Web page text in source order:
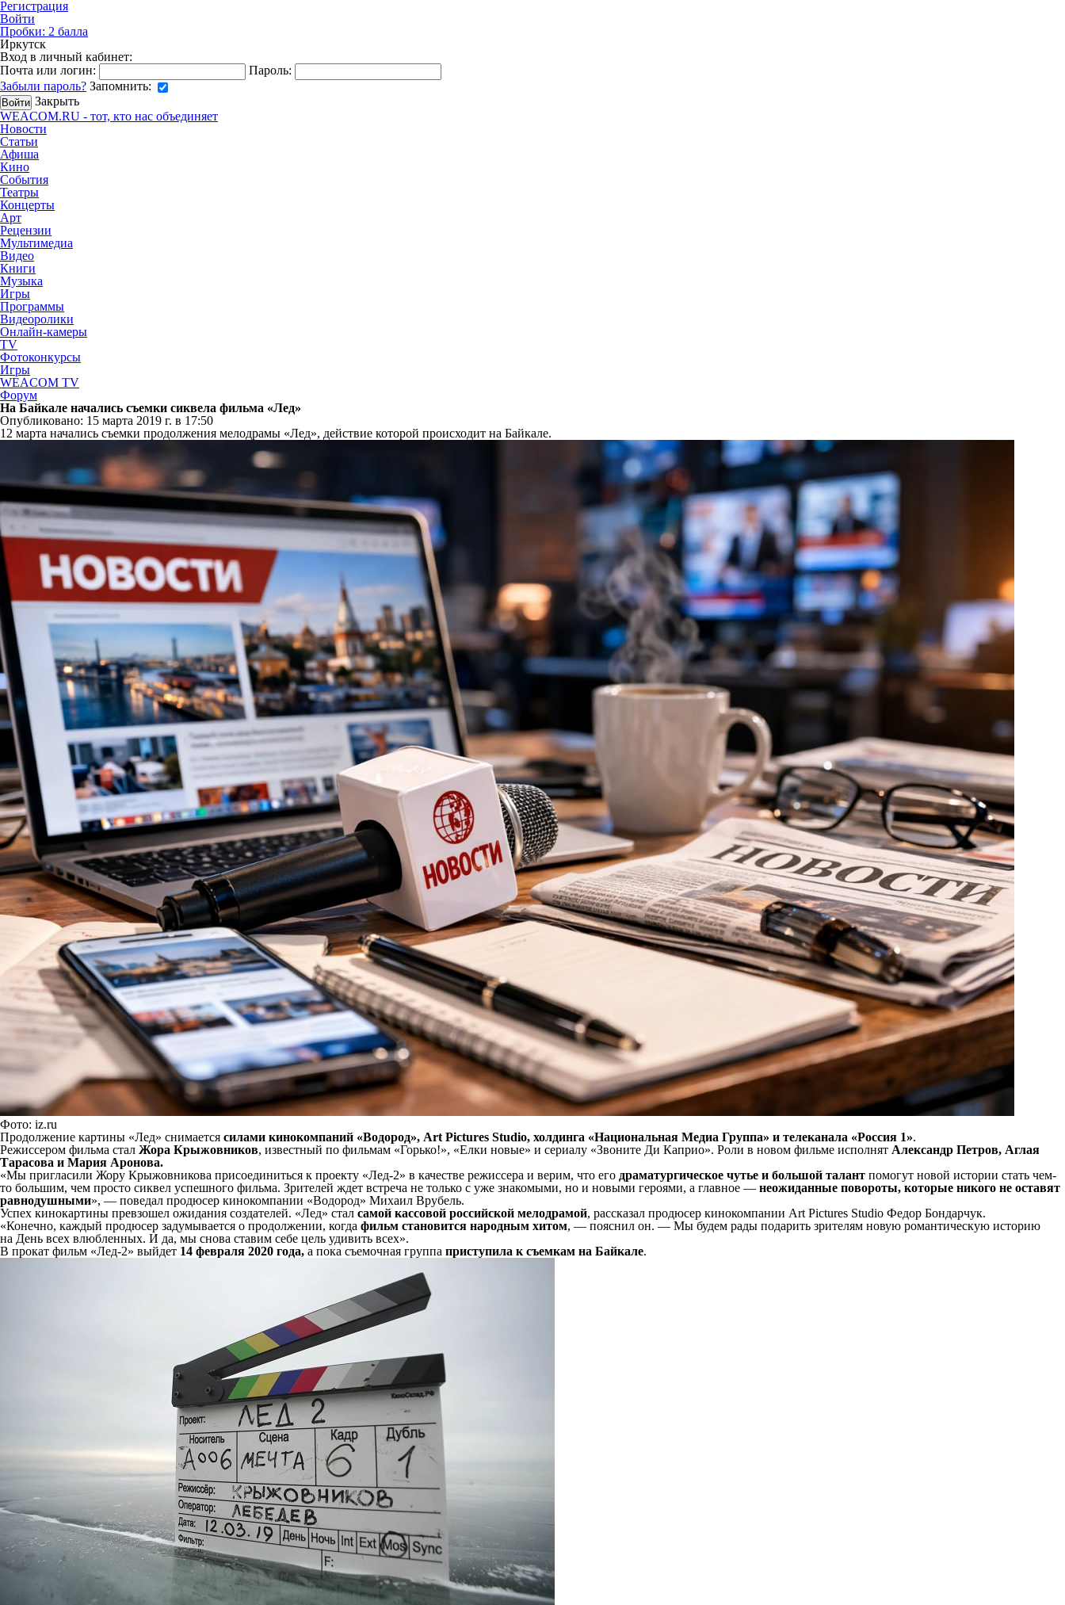
Регистрация
Войти
Пробки: 2 балла
Иркутск
Вход в личный кабинет:
Почта или логин:
Пароль:
Забыли пароль? Запомнить:
Закрыть
WEACOM.RU - тот, кто нас объединяет
Новости
Статьи
Афиша
Кино
События
Театры
Концерты
Арт
Рецензии
Мультимедиа
Видео
Книги
Музыка
Игры
Программы
Видеоролики
Онлайн-камеры
TV
Фотоконкурсы
Игры
WEACOM TV
Форум
На Байкале начались съемки сиквела фильма «Лед»
Опубликовано: 15 марта 2019 г. в 17:50
12 марта начались съемки продолжения мелодрамы «Лед», действие которой происходит на Байкале.
Фото: iz.ru
Продолжение картины «Лед» снимается силами кинокомпаний «Водород», Art Pictures Studio, холдинга «Национальная Медиа Группа» и телеканала «Россия 1».
Режиссером фильма стал Жора Крыжовников, известный по фильмам «Горько!», «Елки новые» и сериалу «Звоните Ди Каприо». Роли в новом фильме исполнят Александр Петров, Аглая
Тарасова и Мария Аронова.
«Мы пригласили Жору Крыжовникова присоединиться к проекту «Лед-2» в качестве режиссера и верим, что его драматургическое чутье и большой талант помогут новой истории стать чем-
то большим, чем просто сиквел успешного фильма. Зрителей ждет встреча не только с уже знакомыми, но и новыми героями, а главное — неожиданные повороты, которые никого не оставят
равнодушными», — поведал продюсер кинокомпании «Водород» Михаил Врубель.
Успех кинокартины превзошел ожидания создателей. «Лед» стал самой кассовой российской мелодрамой, рассказал продюсер кинокомпании Art Pictures Studio Федор Бондарчук.
«Конечно, каждый продюсер задумывается о продолжении, когда фильм становится народным хитом, — пояснил он. — Мы будем рады подарить зрителям новую романтическую историю
на День всех влюбленных. И да, мы снова ставим себе цель удивить всех».
В прокат фильм «Лед-2» выйдет 14 февраля 2020 года, а пока съемочная группа приступила к съемкам на Байкале.